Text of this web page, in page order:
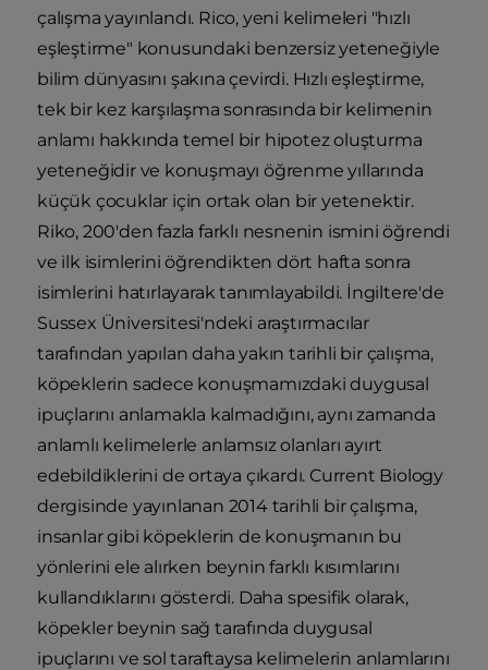
çalışma yayınlandı. Rico, yeni kelimeleri "hızlı
eşleştirme" konusundaki benzersiz yeteneğiyle
bilim dünyasını şakına çevirdi. Hızlı eşleştirme,
tek bir kez karşılaşma sonrasında bir kelimenin
anlamı hakkında temel bir hipotez oluşturma
yeteneğidir ve konuşmayı öğrenme yıllarında
küçük çocuklar için ortak olan bir yetenektir.
Riko, 200'den fazla farklı nesnenin ismini öğrendi
ve ilk isimlerini öğrendikten dört hafta sonra
isimlerini hatırlayarak tanımlayabildi. İngiltere'de
Sussex Üniversitesi'ndeki araştırmacılar
tarafından yapılan daha yakın tarihli bir çalışma,
köpeklerin sadece konuşmamızdaki duygusal
ipuçlarını anlamakla kalmadığını, aynı zamanda
anlamlı kelimelerle anlamsız olanları ayırt
edebildiklerini de ortaya çıkardı. Current Biology
dergisinde yayınlanan 2014 tarihli bir çalışma,
insanlar gibi köpeklerin de konuşmanın bu
yönlerini ele alırken beynin farklı kısımlarını
kullandıklarını gösterdi. Daha spesifik olarak,
köpekler beynin sağ tarafında duygusal
ipuçlarını ve sol taraftaysa kelimelerin anlamlarını